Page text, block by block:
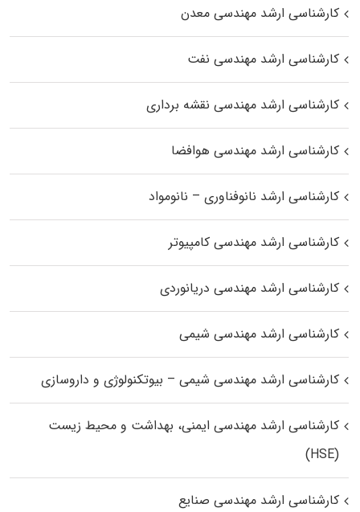
کارشناسی ارشد مهندسی معدن
کارشناسی ارشد مهندسی نفت
کارشناسی ارشد مهندسی نقشه برداری
کارشناسی ارشد مهندسی هوافضا
کارشناسی ارشد نانوفناوری – نانومواد
کارشناسی ارشد مهندسی کامپیوتر
کارشناسی ارشد مهندسی دریانوردی
کارشناسی ارشد مهندسی شیمی
کارشناسی ارشد مهندسی شیمی – بیوتکنولوژی و داروسازی
کارشناسی ارشد مهندسی ایمنی، بهداشت و محیط زیست
(HSE)
کارشناسی ارشد مهندسی صنایع